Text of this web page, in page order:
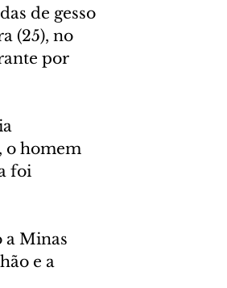
de gesso
(25), no
por
o homem
foi
a Minas
e a